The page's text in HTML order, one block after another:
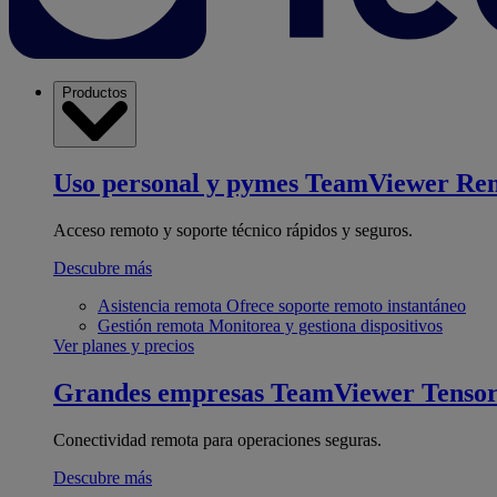
Productos
Uso personal y pymes TeamViewer
Acceso remoto y soporte técnico rápidos y seguros.
Descubre más
Asistencia remota Ofrece soporte remoto instantáneo
Gestión remota Monitorea y gestiona dispositivos
Ver planes y precios
Grandes empresas TeamViewer Tensor
Conectividad remota para operaciones seguras.
Descubre más